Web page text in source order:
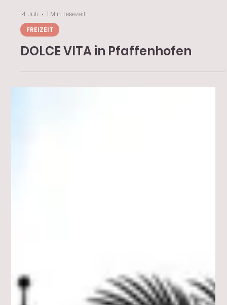
14. Juli
1 Min. Lesezeit